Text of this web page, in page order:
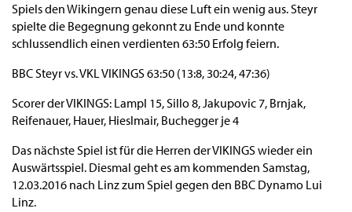
Spiels den Wikingern genau diese Luft ein wenig aus. Steyr
spielte die Begegnung gekonnt zu Ende und konnte
schlussendlich einen verdienten 63:50 Erfolg feiern.
BBC Steyr vs. VKL VIKINGS 63:50 (13:8, 30:24, 47:36)
Scorer der VIKINGS: Lampl 15, Sillo 8, Jakupovic 7, Brnjak,
Reifenauer, Hauer, Hieslmair, Buchegger je 4
Das nächste Spiel ist für die Herren der VIKINGS wieder ein
Auswärtsspiel. Diesmal geht es am kommenden Samstag,
12.03.2016 nach Linz zum Spiel gegen den BBC Dynamo Lui
Linz.